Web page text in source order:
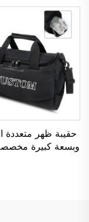
أثناء التدريب،
مخصصة لكرة
فريق كرة القدم
حقيبة ظهر متعددة
وبسعة كبيرة
مساحة مخصصة